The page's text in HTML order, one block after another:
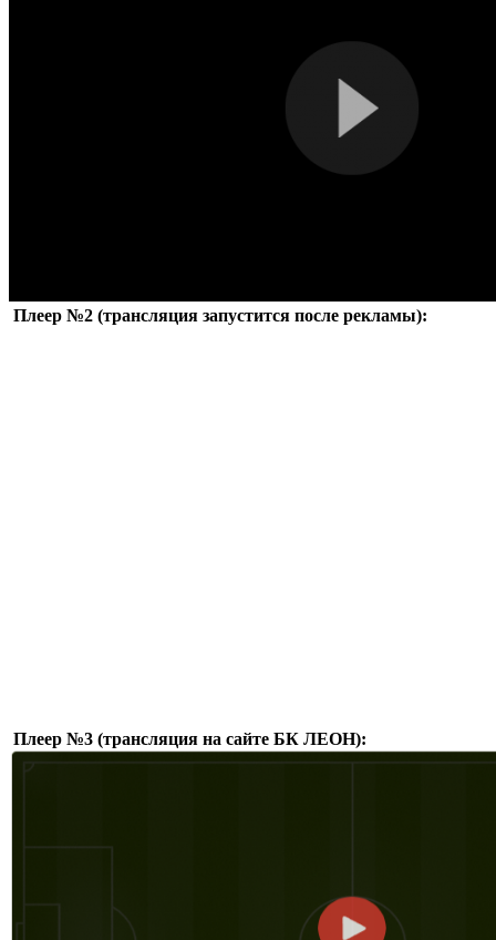
Плеер №2 (трансляция запустится после рекламы):
Плеер №3 (трансляция на сайте БК ЛЕОН):